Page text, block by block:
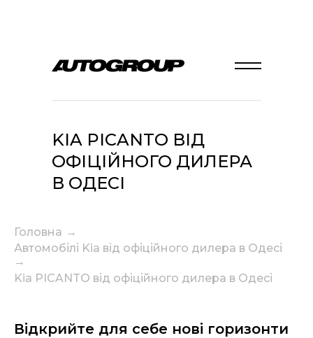
KIA PICANTO ВІД
ОФІЦІЙНОГО ДИЛЕРА
В ОДЕСІ
Головна →
Автомобілі Kia від офіційного дилера в Одесі
→
Kia PICANTO від офіційного дилера в Одесі
Відкрийте для себе нові горизонти